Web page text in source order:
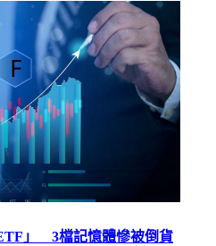
」 3檔記憶體慘被倒貨